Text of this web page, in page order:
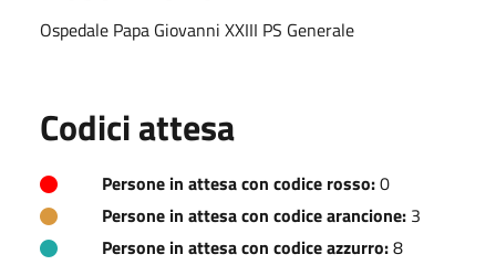
Ospedale Papa Giovanni XXIII PS Generale
Codici attesa
Persone in attesa con codice rosso:0
Persone in attesa con codice arancione: 3
Persone in attesa con codice azzurro:8